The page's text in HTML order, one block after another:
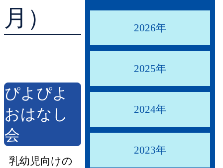
月）
ぴよぴよ
おはなし
会
乳幼児向けの
2026年
2025年
2024年
2023年